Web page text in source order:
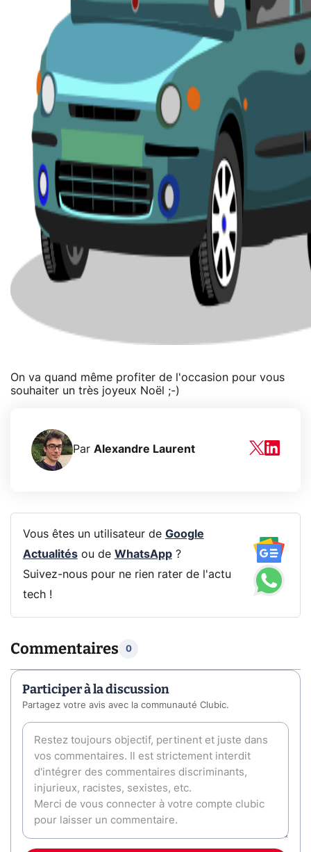
On va quand même profiter de l'occasion pour vous
souhaiter un très joyeux Noël ;-)
Par Alexandre Laurent
Vous êtes un utilisateur de Google
Actualitésou de WhatsApp?
Suivez-nous pour ne rien rater de l'actu
tech !
Commentaires 0
Participer à la discussion
Partagez votre avis avec la communauté Clubic.